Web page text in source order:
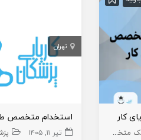
کار
متخصص اورولوژی
تهران
تیر ۱۱, ۱۴۰۵